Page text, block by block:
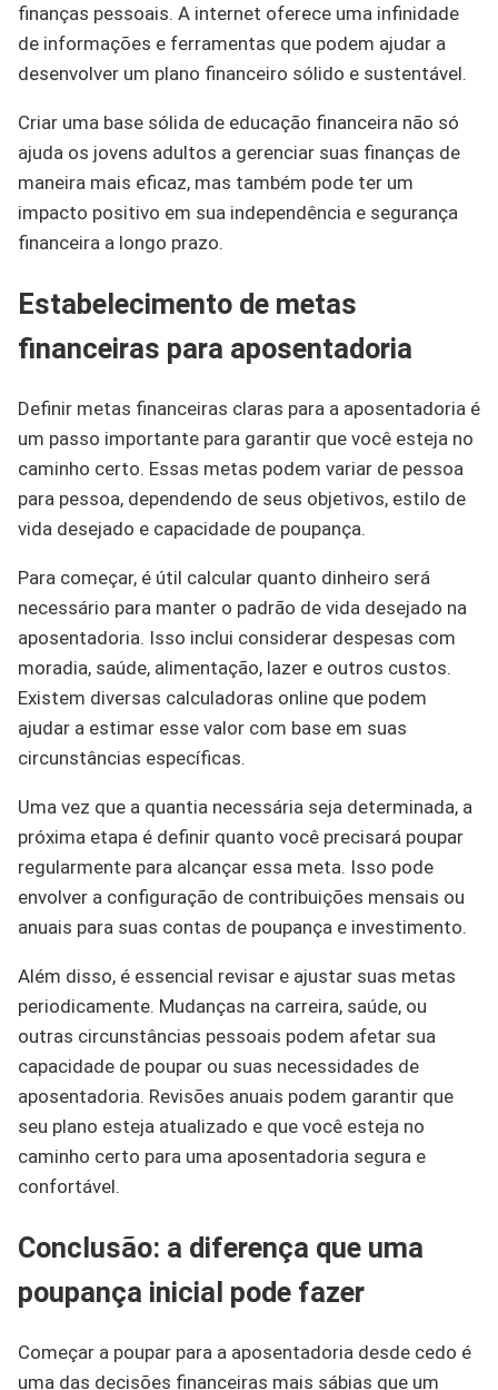
finanças pessoais. A internet oferece uma infinidade
de informações e ferramentas que podem ajudar a
desenvolver um plano financeiro sólido e sustentável.
Criar uma base sólida de educação financeira não só
ajuda os jovens adultos a gerenciar suas finanças de
maneira mais eficaz, mas também pode ter um
impacto positivo em sua independência e segurança
financeira a longo prazo.
Estabelecimento de metas
financeiras para aposentadoria
Definir metas financeiras claras para a aposentadoria é
um passo importante para garantir que você esteja no
caminho certo. Essas metas podem variar de pessoa
para pessoa, dependendo de seus objetivos, estilo de
vida desejado e capacidade de poupança.
Para começar, é útil calcular quanto dinheiro será
necessário para manter o padrão de vida desejado na
aposentadoria. Isso inclui considerar despesas com
moradia, saúde, alimentação, lazer e outros custos.
Existem diversas calculadoras online que podem
ajudar a estimar esse valor com base em suas
circunstâncias específicas.
Uma vez que a quantia necessária seja determinada, a
próxima etapa é definir quanto você precisará poupar
regularmente para alcançar essa meta. Isso pode
envolver a configuração de contribuições mensais ou
anuais para suas contas de poupança e investimento.
Além disso, é essencial revisar e ajustar suas metas
periodicamente. Mudanças na carreira, saúde, ou
outras circunstâncias pessoais podem afetar sua
capacidade de poupar ou suas necessidades de
aposentadoria. Revisões anuais podem garantir que
seu plano esteja atualizado e que você esteja no
caminho certo para uma aposentadoria segura e
confortável.
Conclusão: a diferença que uma
poupança inicial pode fazer
Começar a poupar para a aposentadoria desde cedo é
uma das decisões financeiras mais sábias que um